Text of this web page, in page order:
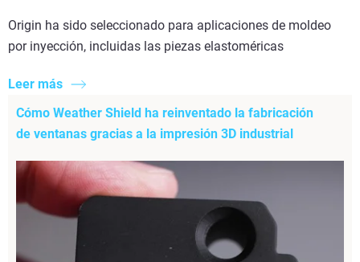
Origin ha sido seleccionado para aplicaciones de moldeo
por inyección, incluidas las piezas elastoméricas
Leer más
Cómo Weather Shield ha reinventado la fabricación
de ventanas gracias a la impresión 3D industrial